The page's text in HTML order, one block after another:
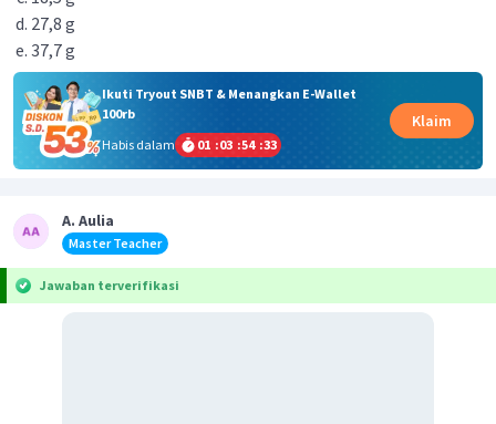
27,8 g
37,7 g
Ikuti Tryout SNBT & Menangkan E-Wallet
100rb
Habis dalam
01 :03 :54 :33
Klaim
A. Aulia
Master Teacher
Jawaban terverifikasi